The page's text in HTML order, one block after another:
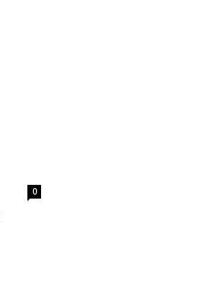
0